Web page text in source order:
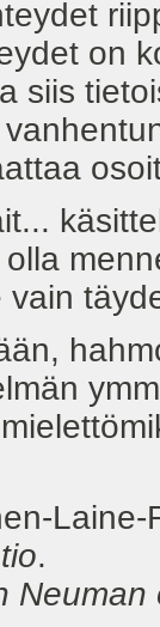
on
siis
.